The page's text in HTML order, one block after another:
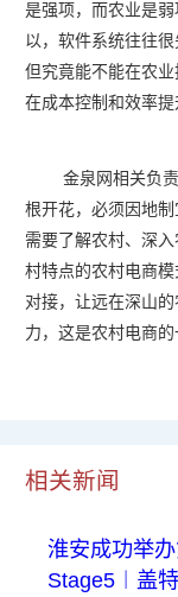
是强项，而农业是
以，软件系统往往
但究竟能不能在农
在成本控制和效率提
金泉网相关负
根开花，必须因地
需要了解农村、深
村特点的农村电商
对接，让远在深山
力，这是农村电商的
相关新闻
淮安成功举
Stage5︱盖